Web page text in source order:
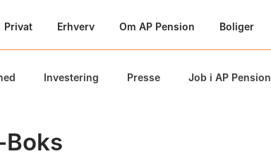
Privat Erhverv Om AP Pension Boliger
Investering Presse Job i AP Pension